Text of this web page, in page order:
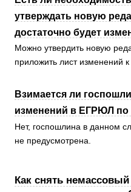
утверждать новую
достаточно будет
Можно утвердить новую
приложить лист изменений к
Взимается ли
изменений в ЕГРЮЛ по
Нет, госпошлина в данном
не предусмотрена.
Как снять